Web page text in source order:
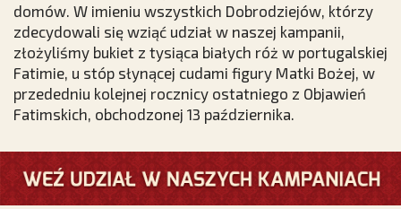
domów. W imieniu wszystkich Dobrodziejów, którzy
zdecydowali się wziąć udział w naszej kampanii,
złożyliśmy bukiet z tysiąca białych róż w portugalskiej
Fatimie, u stóp słynącej cudami figury Matki Bożej, w
przededniu kolejnej rocznicy ostatniego z Objawień
Fatimskich, obchodzonej 13 października.